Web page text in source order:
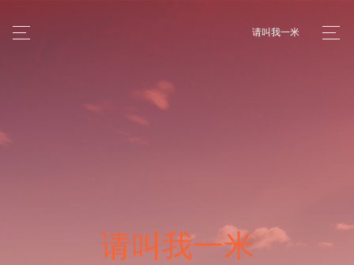
请叫我一米
请叫我一米